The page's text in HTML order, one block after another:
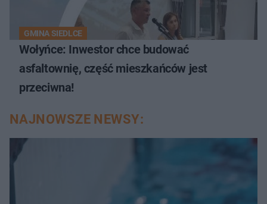
GMINA SIEDLCE
Wołyńce: Inwestor chce budować
asfaltownię, część mieszkańców jest
przeciwna!
NAJNOWSZE NEWSY: